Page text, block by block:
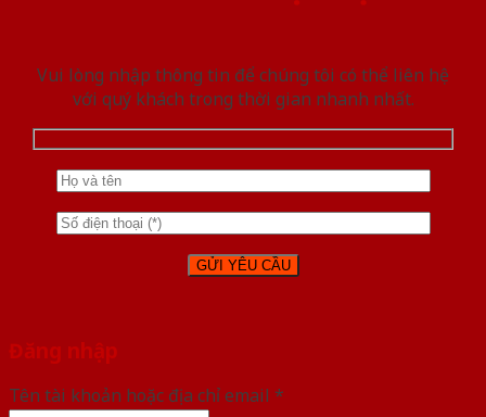
Vui lòng nhập thông tin để chúng tôi có thể liên hệ
với quý khách trong thời gian nhanh nhất.
Đăng nhập
Tên tài khoản hoặc địa chỉ email *